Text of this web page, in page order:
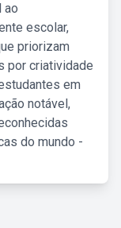
ao
escolar,
priorizam
por criatividade
em
notável,
do mundo -